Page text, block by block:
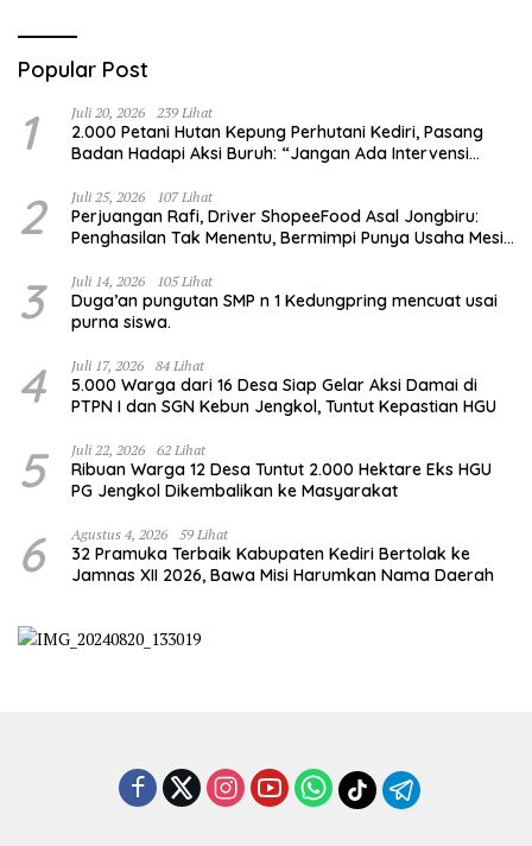
Popular Post
1 Juli 20, 2026 239 Lihat
2.000 Petani Hutan Kepung Perhutani Kediri, Pasang
Badan Hadapi Aksi Buruh: “Jangan Ada Intervensi
2 Juli 25, 2026 107 Lihat
Perjuangan Rafi, Driver ShopeeFood Asal Jongbiru:
Penghasilan Tak Menentu, Bermimpi Punya Usaha Mesin
3 Juli 14, 2026 105 Lihat
Duga’an pungutan SMP n 1 Kedungpring mencuat usai
purna siswa.
4 Juli 17, 2026 84 Lihat
5.000 Warga dari 16 Desa Siap Gelar Aksi Damai di
PTPN I dan SGN Kebun Jengkol, Tuntut Kepastian HGU
5 Juli 22, 2026 62 Lihat
Ribuan Warga 12 Desa Tuntut 2.000 Hektare Eks HGU
PG Jengkol Dikembalikan ke Masyarakat
6 Agustus 4, 2026 59 Lihat
32 Pramuka Terbaik Kabupaten Kediri Bertolak ke
Jamnas XII 2026, Bawa Misi Harumkan Nama Daerah